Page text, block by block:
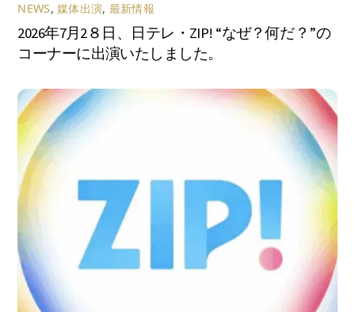
NEWS,媒体出演, 最新情報
2026年7月2８日、日テレ・ZIP! “なぜ？何だ？”の
コーナーに出演いたしました。